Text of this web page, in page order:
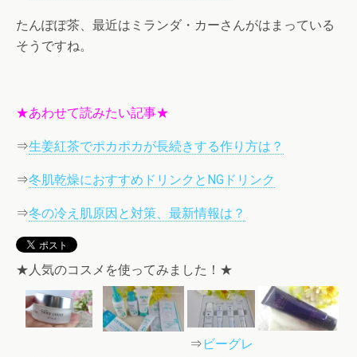
たんぽぽ茶、最近はミランダ・カーさんがはまっている
そうですね。
★あわせて読みたい記事★
⇒生姜紅茶でポカポカが長続きする作り方は？
⇒冬肌乾燥におすすめドリンクとNGドリンク
⇒冬の冷え肌原因と対策、最新情報は？
★人気のコスメを使ってみました！★
⇒ ビーグレ